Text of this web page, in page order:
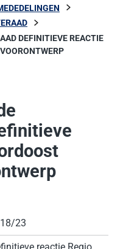
DEFINITIEVE REACTIE
23